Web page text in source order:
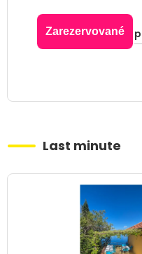
Zarezervované
Last minute